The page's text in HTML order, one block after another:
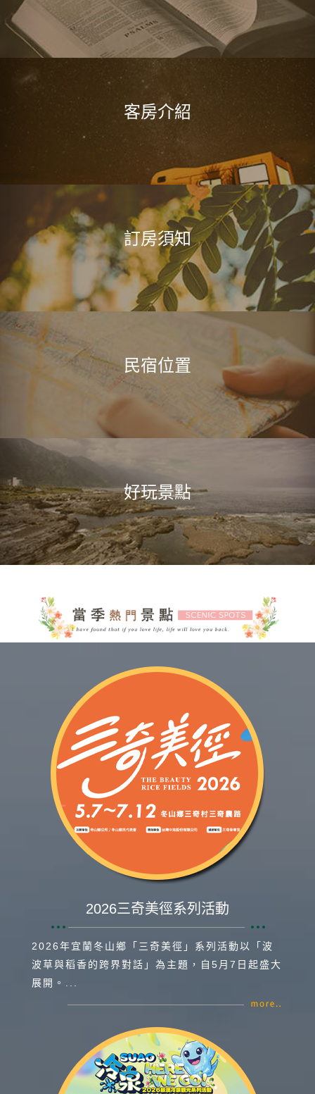
客房介紹
訂房須知
民宿位置
好玩景點
2026三奇美徑系列活動
2026年宜蘭冬山鄉「三奇美徑」系列活動以「波
波草與稻香的跨界對話」為主題，自5月7日起盛大
展開。...